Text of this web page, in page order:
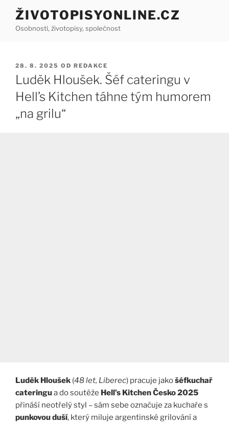
Přejít
obsahu
ŽIVOTOPISYONLINE.CZ
Osobnosti, životopisy, společnost
PUBLIKOVÁNO
28. 8. 2025 OD REDAKCE
Luděk Hloušek. Šéf cateringu v
Hell’s Kitchen táhne tým humorem
„na grilu“
Luděk Hloušek (48 let, Liberec) pracuje jakošéfkuchař
cateringua do soutěže Hell’s Kitchen Česko 2025
přináší neotřelý styl – sám sebe označuje za kuchaře s
punkovou duší, který miluje argentinské grilování a